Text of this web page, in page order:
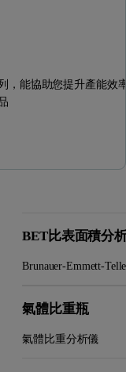
，能協助您提升產能效率
BET比表面積分
Brunauer-Emmett-
氣體比重瓶
氣體比重分析儀